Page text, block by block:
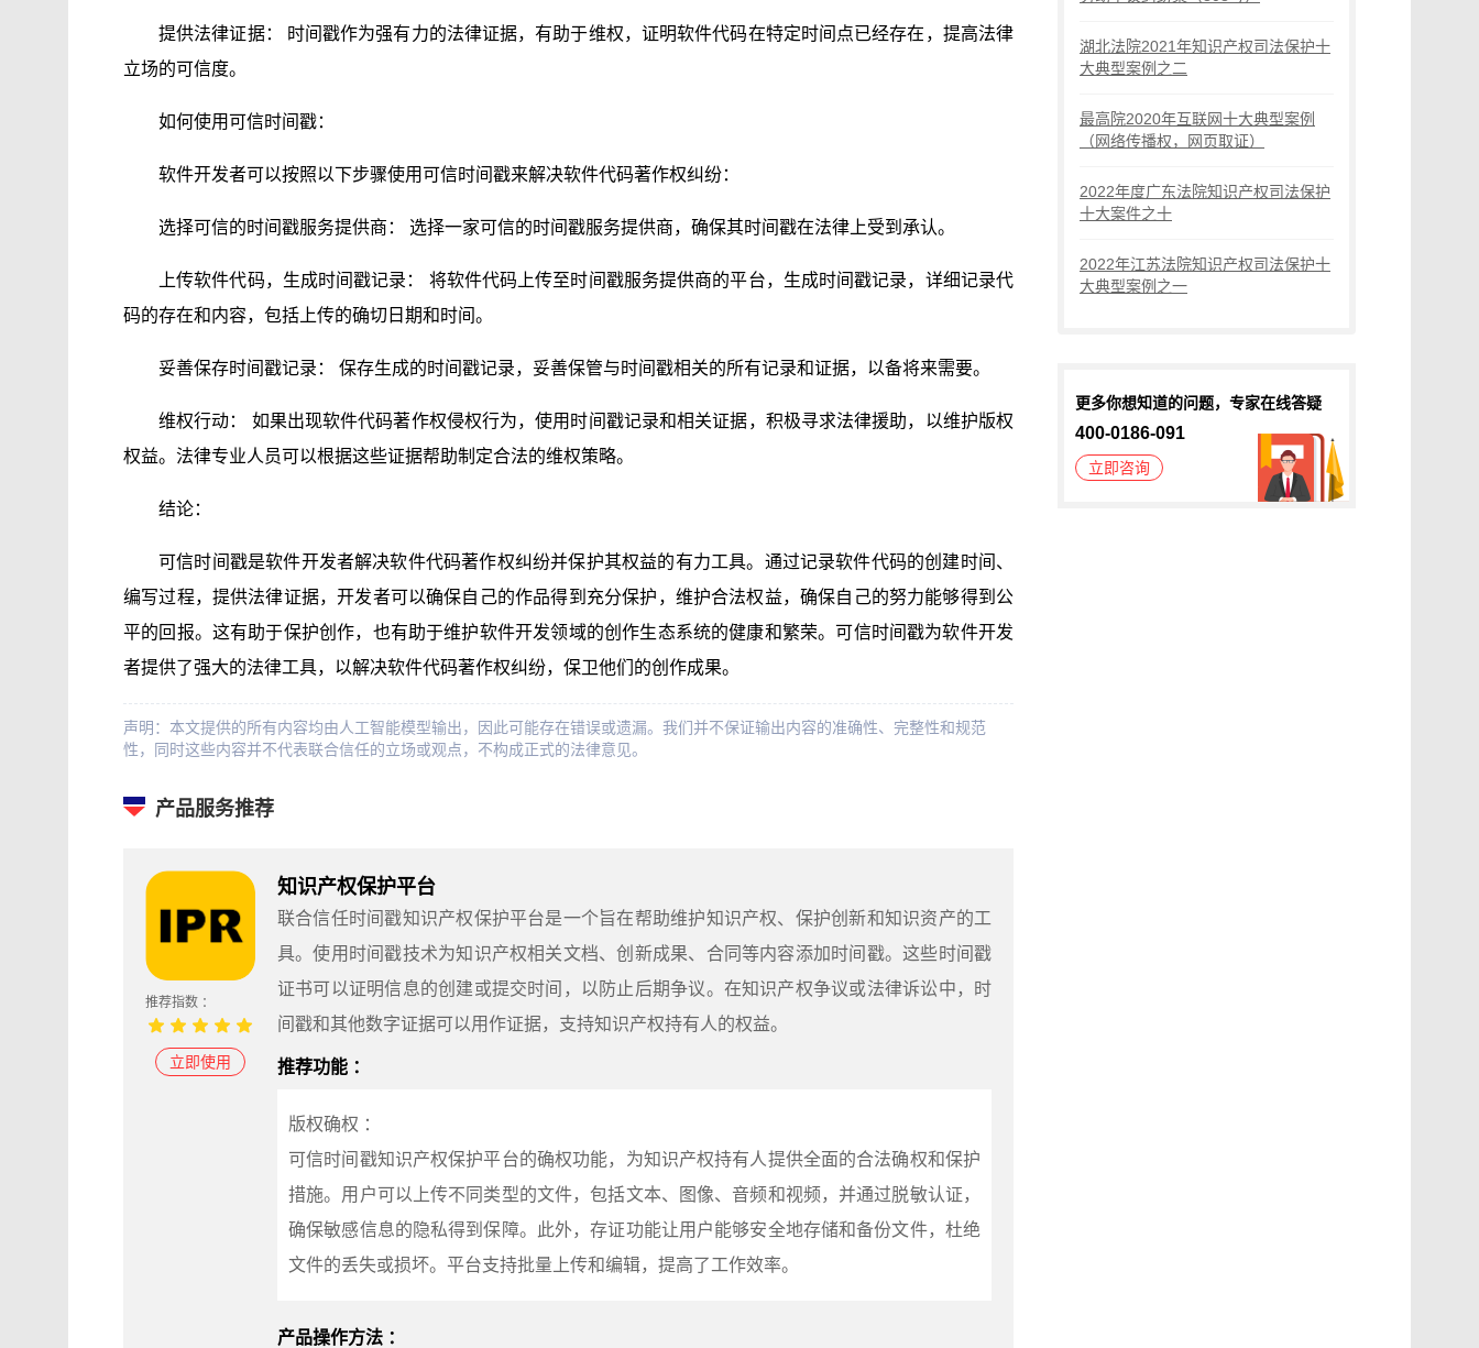
提供法律证据： 时间戳作为强有力的法律证据，有助于维权，证明软件代码在特定时间点已经存在，提高法律
立场的可信度。
如何使用可信时间戳：
软件开发者可以按照以下步骤使用可信时间戳来解决软件代码著作权纠纷：
选择可信的时间戳服务提供商： 选择一家可信的时间戳服务提供商，确保其时间戳在法律上受到承认。
上传软件代码，生成时间戳记录： 将软件代码上传至时间戳服务提供商的平台，生成时间戳记录，详细记录代
码的存在和内容，包括上传的确切日期和时间。
妥善保存时间戳记录： 保存生成的时间戳记录，妥善保管与时间戳相关的所有记录和证据，以备将来需要。
维权行动： 如果出现软件代码著作权侵权行为，使用时间戳记录和相关证据，积极寻求法律援助，以维护版权
权益。法律专业人员可以根据这些证据帮助制定合法的维权策略。
结论：
可信时间戳是软件开发者解决软件代码著作权纠纷并保护其权益的有力工具。通过记录软件代码的创建时间、
编写过程，提供法律证据，开发者可以确保自己的作品得到充分保护，维护合法权益，确保自己的努力能够得到公
平的回报。这有助于保护创作，也有助于维护软件开发领域的创作生态系统的健康和繁荣。可信时间戳为软件开发
者提供了强大的法律工具，以解决软件代码著作权纠纷，保卫他们的创作成果。
声明：本文提供的所有内容均由人工智能模型输出，因此可能存在错误或遗漏。我们并不保证输出内容的准确性、完整性和规范
性，同时这些内容并不代表联合信任的立场或观点，不构成正式的法律意见。
产品服务推荐
推荐指数 ：
立即使用
知识产权保护平台
联合信任时间戳知识产权保护平台是一个旨在帮助维护知识产权、保护创新和知识资产的工
具。使用时间戳技术为知识产权相关文档、创新成果、合同等内容添加时间戳。这些时间戳
证书可以证明信息的创建或提交时间，以防止后期争议。在知识产权争议或法律诉讼中，时
间戳和其他数字证据可以用作证据，支持知识产权持有人的权益。
推荐功能 ：
版权确权 ：
可信时间戳知识产权保护平台的确权功能，为知识产权持有人提供全面的合法确权和保护
措施。用户可以上传不同类型的文件，包括文本、图像、音频和视频，并通过脱敏认证，
确保敏感信息的隐私得到保障。此外，存证功能让用户能够安全地存储和备份文件，杜绝
文件的丢失或损坏。平台支持批量上传和编辑，提高了工作效率。
产品操作方法 ：
湖北法院2021年知识产权司法保护十
大典型案例之二
最高院2020年互联网十大典型案例
（网络传播权，网页取证）
2022年度广东法院知识产权司法保护
十大案件之十
2022年江苏法院知识产权司法保护十
大典型案例之一
更多你想知道的问题，专家在线答疑
400-0186-091
立即咨询